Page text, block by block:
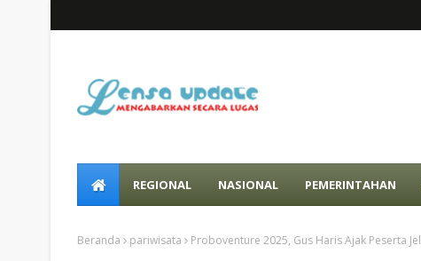
REGIONAL NASIONAL PEMERINTAHAN
Beranda pariwisata Proboventure 2025, Gus Haris Ajak Peserta